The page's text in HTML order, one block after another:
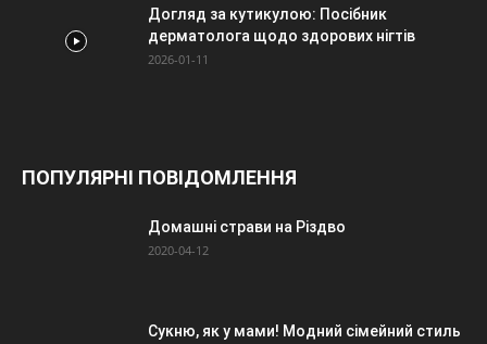
Догляд за кутикулою: Посібник
дерматолога щодо здорових нігтів
2026-01-11
ПОПУЛЯРНІ ПОВІДОМЛЕННЯ
Домашні страви на Різдво
2020-04-12
Сукню, як у мами! Модний сімейний стиль